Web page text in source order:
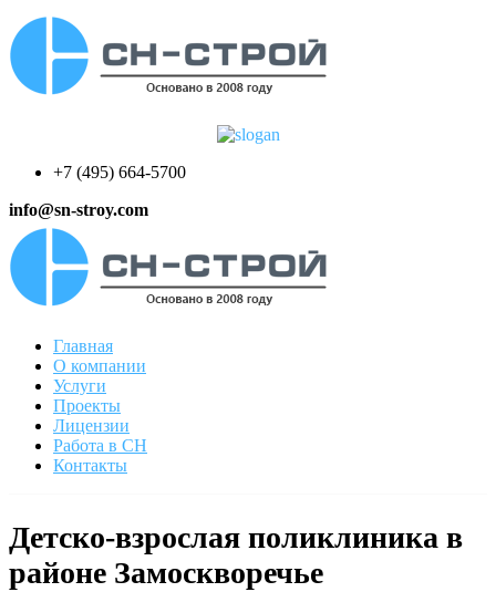
+7 (495) 664-5700
info@sn-stroy.com
Главная
О компании
Услуги
Проекты
Лицензии
Работа в СН
Контакты
Детско-взрослая поликлиника в
районе Замоскворечье